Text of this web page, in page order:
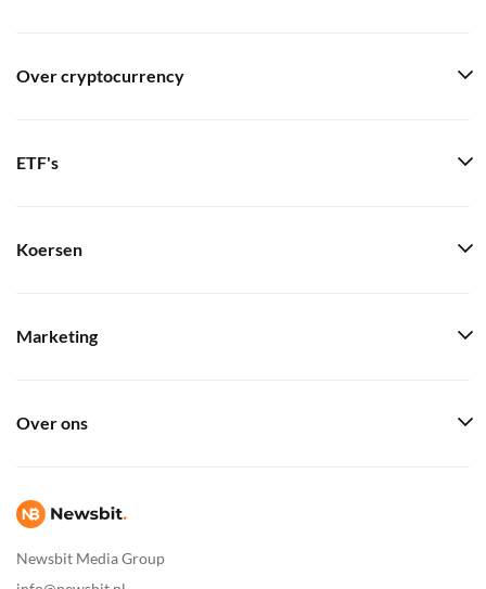
Newsbit Media Group
Over cryptocurrency
ETF's
Koersen
Marketing
Over ons